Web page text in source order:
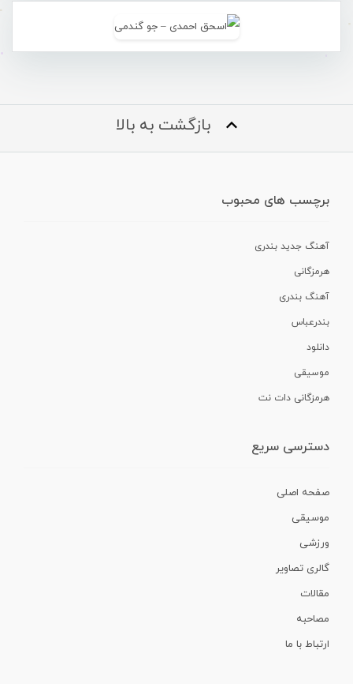
بازگشت به بالا
برچسب های محبوب
آهنگ جدید بندری
هرمزگانی
آهنگ بندری
بندرعباس
دانلود
موسیقی
هرمزگانی دات نت
دسترسی سریع
صفحه اصلی
موسیقی
ورزشی
گالری تصاویر
مقالات
مصاحبه
ارتباط با ما